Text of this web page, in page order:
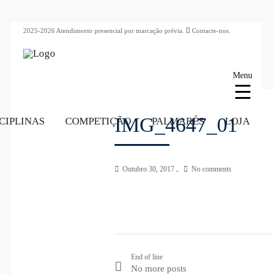
2025-2026 Atendimento presencial por marcação prévia. Contacte-nos.
COMPETIÇÃO PALMARÉS LOJA
IMG_4647_01
Outubro 30, 2017 No comments
End of line
No more posts
Menu